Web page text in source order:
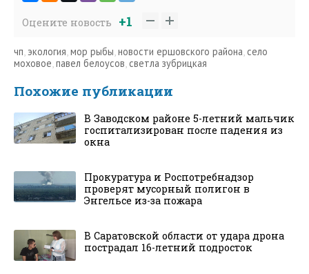
Оцените новость +1
чп экология мор рыбы новости ершовского района село
моховое павел белоусов светла зубрицкая
Похожие публикации
В Заводском районе 5-летний мальчик
госпитализирован после падения из
окна
Прокуратура и Роспотребнадзор
проверят мусорный полигон в
Энгельсе из-за пожара
В Саратовской области от удара дрона
пострадал 16-летний подросток